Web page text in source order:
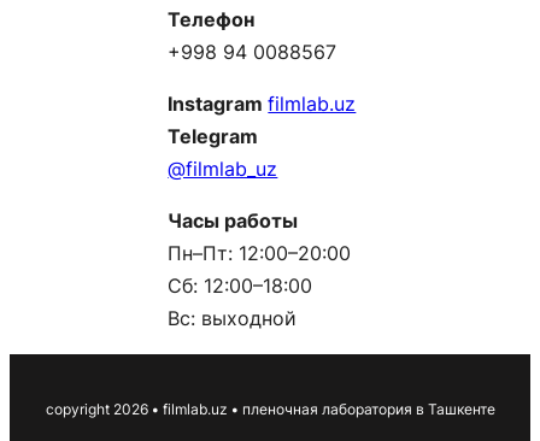
Телефон
+998 94 0088567
Instagramfilmlab.uz
Telegram
@filmlab_uz
Часы работы
Пн–Пт: 12:00–20:00
Сб: 12:00–18:00
Вс: выходной
сopyright 2026 • filmlab.uz • пленочная лаборатория в Ташкенте